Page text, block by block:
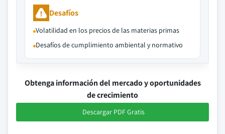
Desafíos
Volatilidad en los precios de las materias primas
Desafíos de cumplimiento ambiental y normativo
Obtenga información del mercado y oportunidades
de crecimiento
Descargar PDF Gratis